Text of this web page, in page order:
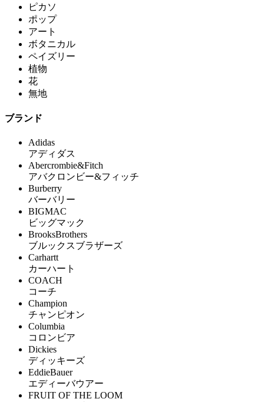
ピカソ
ポップ
アート
ボタニカル
ペイズリー
植物
花
無地
ブランド
Adidas
アディダス
Abercrombie&Fitch
アバクロンビー&フィッチ
Burberry
バーバリー
BIGMAC
ビッグマック
BrooksBrothers
ブルックスブラザーズ
Carhartt
カーハート
COACH
コーチ
Champion
チャンピオン
Columbia
コロンビア
Dickies
ディッキーズ
EddieBauer
エディーバウアー
FRUIT OF THE LOOM